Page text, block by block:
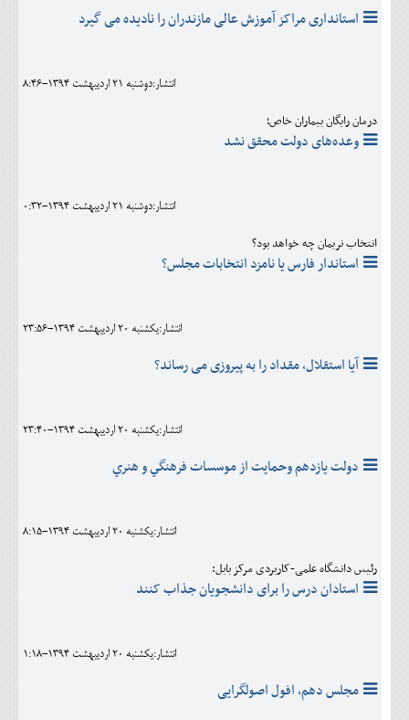
استانداری مراکز آموزش عالی مازندران را نادیده می گیرد
انتشار:دوشنبه 21 ارديبهشت 1394-8:46
درمان رایگان بیماران خاص؛
وعده‌های دولت محقق نشد
انتشار:دوشنبه 21 ارديبهشت 1394-0:32
انتخاب نریمان چه خواهد بود؟
استاندار فارس یا نامزد انتخابات مجلس؟
انتشار:يکشنبه 20 ارديبهشت 1394-23:56
آیا استقلال، مقداد را به پیروزی می رساند؟
انتشار:يکشنبه 20 ارديبهشت 1394-23:40
دولت یازدهم وحمايت از موسسات فرهنگي و هنري
انتشار:يکشنبه 20 ارديبهشت 1394-8:15
رئیس دانشگاه علمی-کاربردی مرکز بابل:
استادان درس را برای دانشجویان جذاب کنند
انتشار:يکشنبه 20 ارديبهشت 1394-1:18
مجلس دهم، افول اصولگرایی